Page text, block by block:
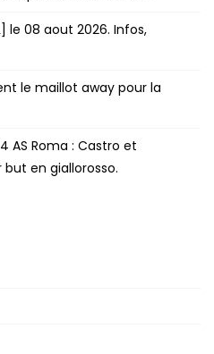
le 08 aout 2026. Infos,
le maillot away pour la
AS Roma : Castro et
but en giallorosso.